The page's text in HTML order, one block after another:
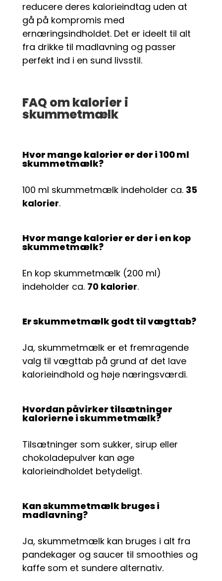
reducere deres kalorieindtag uden at
gå på kompromis med
ernæringsindholdet. Det er ideelt til alt
fra drikke til madlavning og passer
perfekt ind i en sund livsstil.
FAQ om kalorier i
skummetmælk
Hvor mange kalorier er der i 100 ml
skummetmælk?
100 ml skummetmælk indeholder ca. 35
kalorier.
Hvor mange kalorier er der i en kop
skummetmælk?
En kop skummetmælk (200 ml)
indeholder ca. 70 kalorier.
Er skummetmælk godt til vægttab?
Ja, skummetmælk er et fremragende
valg til vægttab på grund af det lave
kalorieindhold og høje næringsværdi.
Hvordan påvirker tilsætninger
kalorierne i skummetmælk?
Tilsætninger som sukker, sirup eller
chokoladepulver kan øge
kalorieindholdet betydeligt.
Kan skummetmælk bruges i
madlavning?
Ja, skummetmælk kan bruges i alt fra
pandekager og saucer til smoothies og
kaffe som et sundere alternativ.